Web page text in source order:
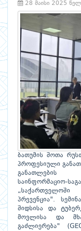
28 მაისი 2025
ბათუმის შოთა
პროფესიული
განათლების
საინფორმაციო-
პრევენცია".
შიდსისა და
მოვლისა და
გაძლიერება"